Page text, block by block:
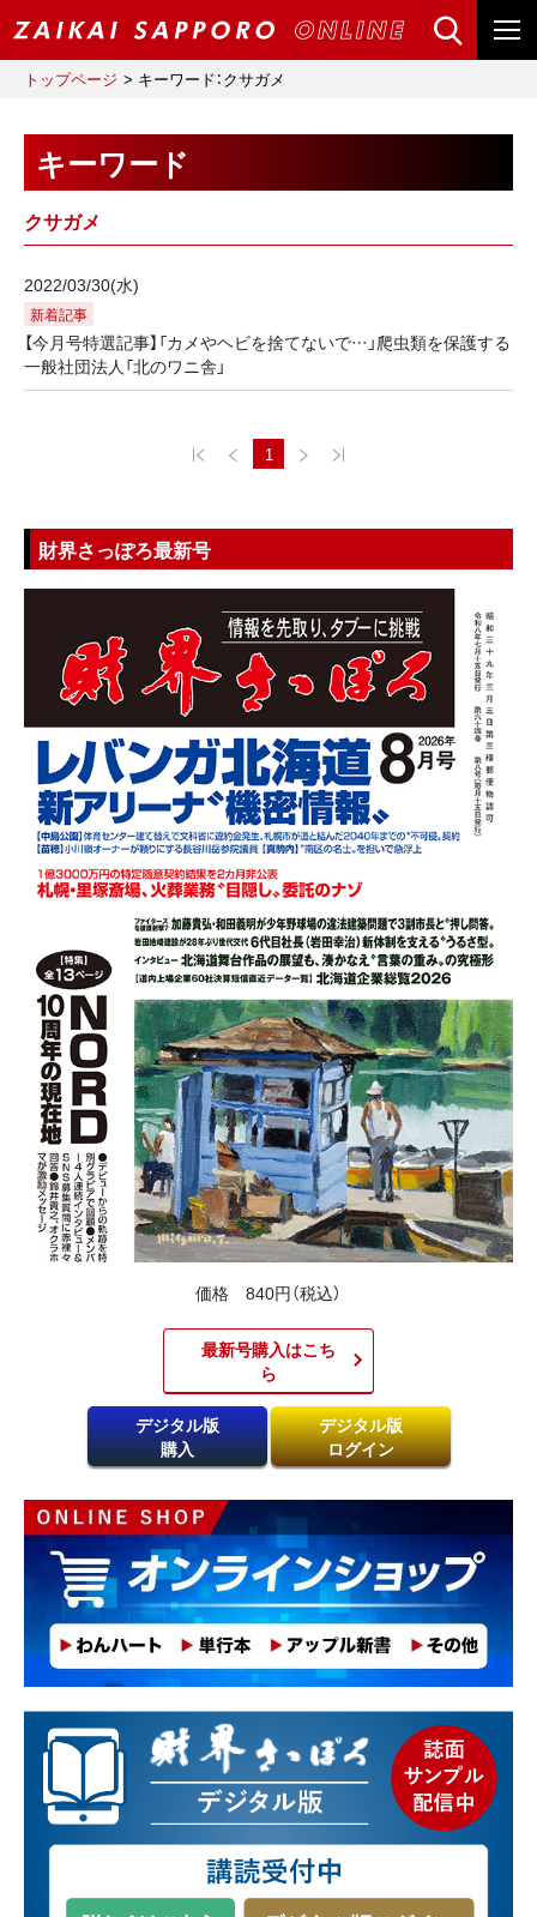
トップページ キーワード：クサガメ
キーワード
クサガメ
2022/03/30(水)
新着記事
【今月号特選記事】「カメやヘビを捨てないで…」爬虫類を保護する
一般社団法人「北のワニ舎」
1
財界さっぽろ最新号
価格 840円（税込）
最新号購入はこち
ら​
デジタル版
購入
デジタル版
ログイン